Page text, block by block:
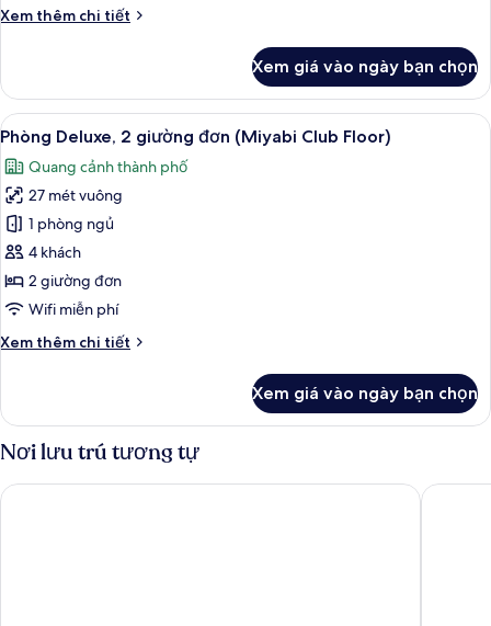
king
Floor)
Xem thêm chi tiết
Chi
Phòng
Deluxe,
1
giường
cỡ
king
(Miyabi
Club
Floor)
Xem giá vào ngày bạn chọn
Xem
tất
cả
ảnh
Phòng
Deluxe,
2
giường
(Miyabi
Bộ đồ giường cao cấp, két bảo mật
31
Phòng Deluxe, 2 giường đơn (Miyabi Club Floor)
Quang cảnh thành phố
27 mét vuông
1 phòng ngủ
4 khách
2 giường đơn
Wifi miễn phí
Xem thêm chi tiết
Chi
Phòng
Deluxe,
2
đơn
Xem giá vào ngày bạn chọn
Nơi lưu trú tương tự
Swissotel Nankai Osaka Hotel